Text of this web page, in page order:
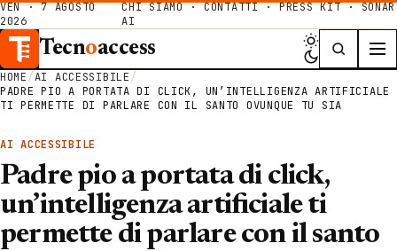
VEN · 7 AGOSTO
2026
CHI SIAMO ·CONTATTI ·PRESS KIT ·SONAR
AI
Tecnoaccess
HOME/AI ACCESSIBILE/
PADRE PIO A PORTATA DI CLICK, UN’INTELLIGENZA ARTIFICIALE
TI PERMETTE DI PARLARE CON IL SANTO OVUNQUE TU SIA
AI ACCESSIBILE
Padre pio a portata di click,
un’intelligenza artificiale ti
permette di parlare con il santo